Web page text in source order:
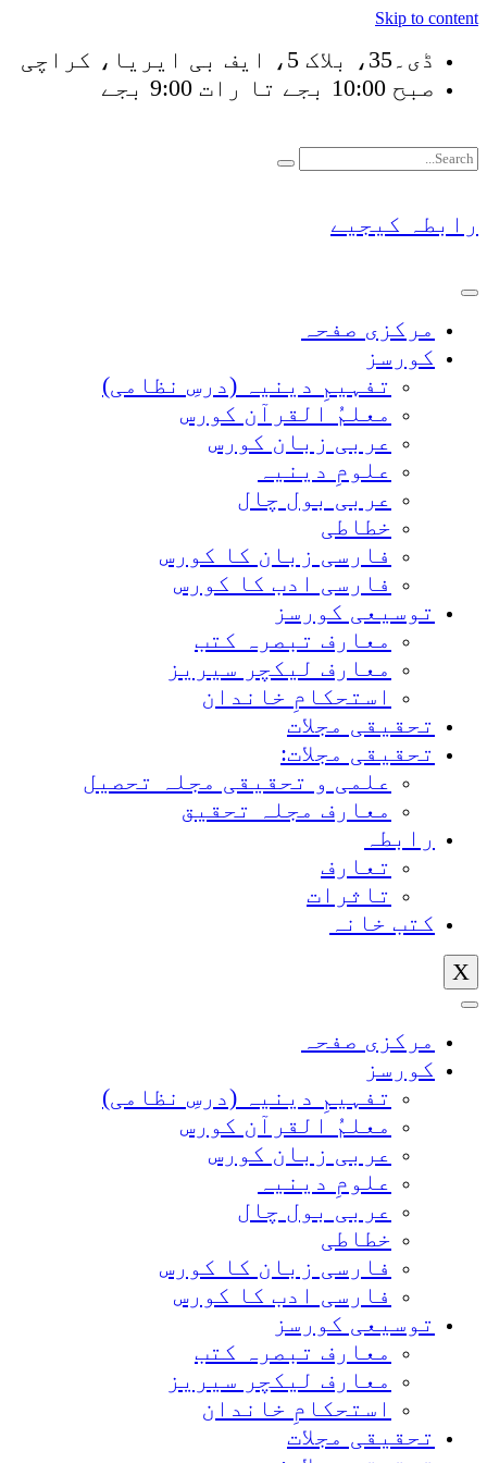
Skip to content
ڈی۔35، بلاک 5، ایف بی ایریا، کراچی
صبح 10:00 بجے تا رات 9:00 بجے
رابطہ کیجیے
مرکزی صفحہ
کورسز
تفہیمِ دینیہ (درسِ نظامی)
معلمُ القرآن کورس
عربی زبان کورس
علومِ دینیہ
عربی بول چال
خطاطی
فارسی زبان کا کورس
فارسی ادب کا کورس
توسیعی کورسز
معارف تبصرہ کتب
معارف لیکچر سیریز
استحکامِ خاندان
تحقیقی مجلات
تحقیقی مجلات:
علمی و تحقیقی مجلہ تحصیل
معارف مجلہ تحقیق
رابطہ
تعارف
تاثرات
کتب خانہ
X
مرکزی صفحہ
کورسز
تفہیمِ دینیہ (درسِ نظامی)
معلمُ القرآن کورس
عربی زبان کورس
علومِ دینیہ
عربی بول چال
خطاطی
فارسی زبان کا کورس
فارسی ادب کا کورس
توسیعی کورسز
معارف تبصرہ کتب
معارف لیکچر سیریز
استحکامِ خاندان
تحقیقی مجلات